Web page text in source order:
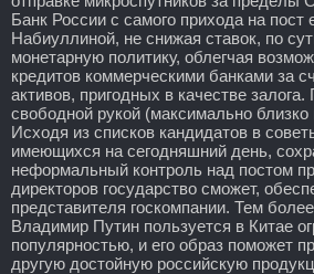
Банк России с самого прихода на пост
Набиуллиной, не снижая ставок, по
монетарную политику, облегчая
кредитов коммерческими банками за
активов, пригодных в качестве
свободной рукой (максимально близко
Исходя из списков кандидатов в
имеющихся на сегодняшний день,
неформальный контроль над постом
директоров государство сможет,
представителя госкомпании. Тем
Владимир Путин пользуется в Китае
популярностью, и его образ поможет
другую достойную российскую